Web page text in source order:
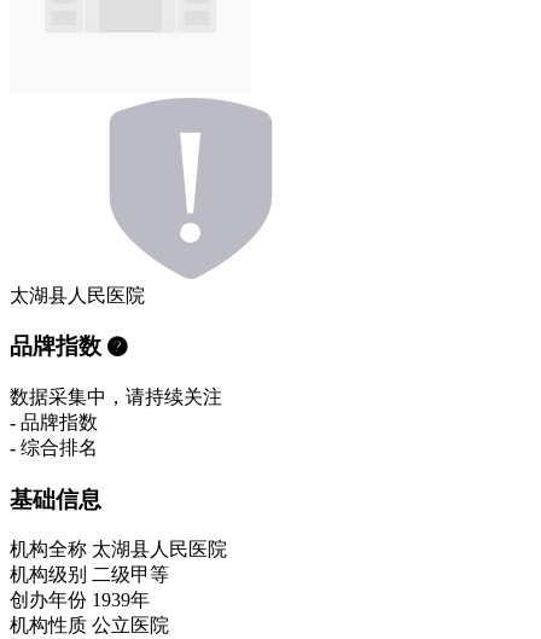
太湖县人民医院
品牌指数
数据采集中，请持续关注
- 品牌指数
- 综合排名
基础信息
机构全称 太湖县人民医院
机构级别 二级甲等
创办年份 1939年
机构性质 公立医院